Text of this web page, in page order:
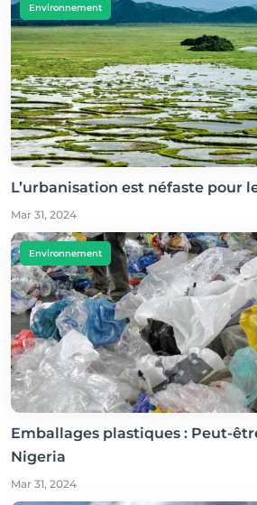
Environnement
L’urbanisation est néfaste pour
Mar 31, 2024
Environnement
Emballages plastiques : Peut-
Nigeria
Mar 31, 2024